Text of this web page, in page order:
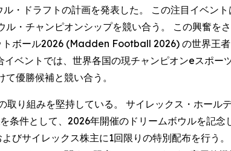
・ドラフトの計画を発表した。 この注目イベン
・チャンピオンシップを競い合う。 この興奮を
ボール2026 (Madden Football 2026) の世界王
ベントでは、世界各国の現チャンピオンeスポー
優勝候補と競い合う。
り組みを堅持している。 サイレックス・ホー
件として、2026年開催のドリームボウルを記
サイレックス株主に1回限りの特別配布を行う